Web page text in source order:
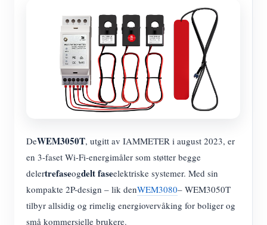
DeWEM3050T, utgitt av IAMMETER i august 2023, er
en 3-faset Wi-Fi-energimåler som støtter begge
delertrefaseogdelt faseelektriske systemer. Med sin
kompakte 2P-design – lik denWEM3080– WEM3050T
tilbyr allsidig og rimelig energiovervåking for boliger og
små kommersielle brukere.